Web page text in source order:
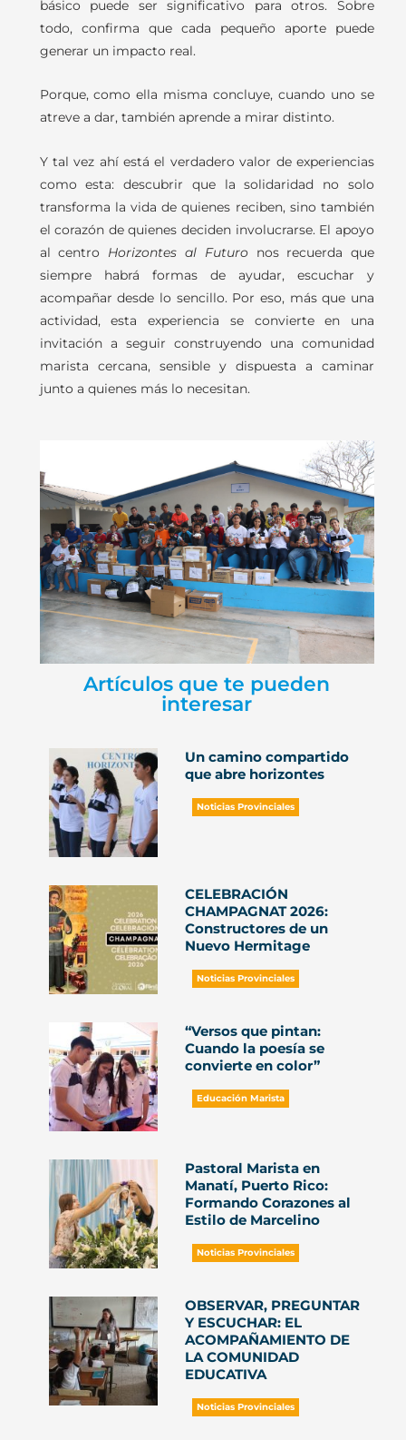
básico puede ser significativo para otros. Sobre
todo, confirma que cada pequeño aporte puede
generar un impacto real.
Porque, como ella misma concluye, cuando uno se
atreve a dar, también aprende a mirar distinto.
Y tal vez ahí está el verdadero valor de experiencias
como esta: descubrir que la solidaridad no solo
transforma la vida de quienes reciben, sino también
el corazón de quienes deciden involucrarse. El apoyo
al centro Horizontes al Futuronos recuerda que
siempre habrá formas de ayudar, escuchar y
acompañar desde lo sencillo. Por eso, más que una
actividad, esta experiencia se convierte en una
invitación a seguir construyendo una comunidad
marista cercana, sensible y dispuesta a caminar
junto a quienes más lo necesitan.
Artículos que te pueden
interesar
Un camino compartido
que abre horizontes
Noticias Provinciales
CELEBRACIÓN
CHAMPAGNAT 2026:
Constructores de un
Nuevo Hermitage
Noticias Provinciales
“Versos que pintan:
Cuando la poesía se
convierte en color”
Educación Marista
Pastoral Marista en
Manatí, Puerto Rico:
Formando Corazones al
Estilo de Marcelino
Noticias Provinciales
OBSERVAR, PREGUNTAR
Y ESCUCHAR: EL
ACOMPAÑAMIENTO DE
LA COMUNIDAD
EDUCATIVA
Noticias Provinciales